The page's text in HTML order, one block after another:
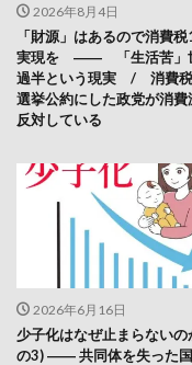
2026年8月4日
「財源」はあるので消費
実現を ―― 「生活苦」
過半という現実 / 消費税
選挙公約にした政党が消費
反対している
2026年6月16日
少子化はなぜ止まらないの
の3) ―― 共同体を失った